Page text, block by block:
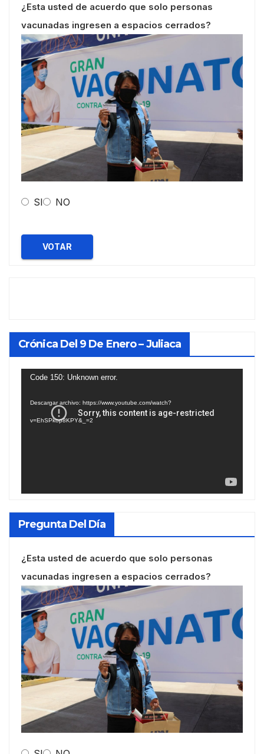
¿Esta usted de acuerdo que solo personas
vacunadas ingresen a espacios cerrados?
SI NO
VOTAR
Crónica Del 9 De Enero – Juliaca
Reproductor
Code 150: Unknown error.
Descargar archivo: https://www.youtube.com/watch?
v=EhSPkop8KPY&_=2
Pregunta Del Día
¿Esta usted de acuerdo que solo personas
vacunadas ingresen a espacios cerrados?